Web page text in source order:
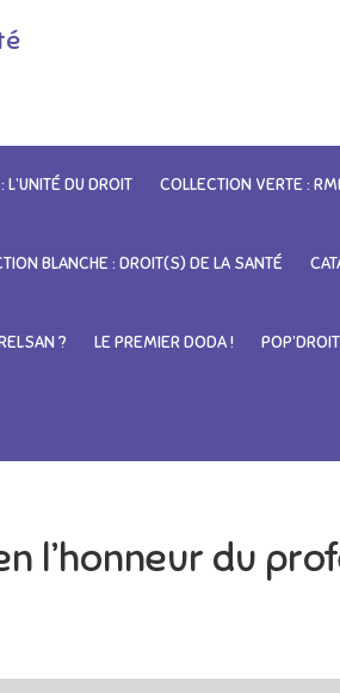
DU DROIT COLLECTION VERTE :
BLANCHE : DROIT(S) DE LA SANTÉ
? LE PREMIER DODA !
l’honneur du